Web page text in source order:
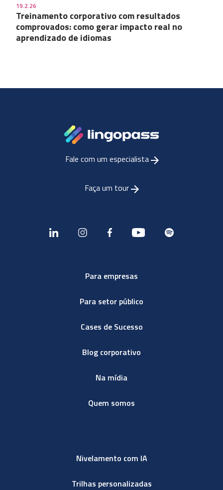
19.2.26
Treinamento corporativo com resultados
comprovados: como gerar impacto real no
aprendizado de idiomas
Fale com um especialista
Faça um tour
Para empresas
Para setor público
Cases de Sucesso
Blog corporativo
Na mídia
Quem somos
Nivelamento com IA
Trilhas personalizadas